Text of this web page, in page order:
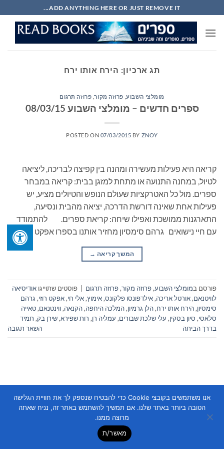
to
content
ADD ANYTHING HERE OR JUST REMOVE IT...
תג ארכיון: הירח אותו ירח
מומלצי השבוע, פרוזה מקור, פרוזה תרגום
ספרים חדשים – מומלצי השבוע 08/03/15
POSTED ON 07/03/2015 BY ZNOY
קריאה היא פעילות מעשירה ומהנה בין קפיצה לבריכה, ליציאה
לטיול, במחנה התנועה או מתחת למזגן בבית: קריאה במבחר
ספרים. מול כל האטרקציות שעולם הנופש והטיולים מציע, יש
פעילות אחת שאינה דורשת הדרכה, יציאה מהבית ונסיעה,
התארגנות ממושכת ואפילו שיחה: קריאת ספרים. להתמודד
עם חיי נישואים גרהם סימסיון מחזיר אותנו בספרו אפקט […]
המשך קריאה →
פורסם במומלצי השבוע,פרוזה מקור,פרוזה תרגום פוסטים שתוייגו אודיסיאה
לוויטנאם,אורטל אריכה,אילדפונסו פלקונס,אימוץ,אלי חי,אפקט רוזי, גרהם
סימסיון,הירח אותו ירח,הלן גרמיון,המלכה היחפה,הקנאה,ווינטנאם,טאייה
סלאסי, סיון בסקין, עלי שלכת שבורים, עמליה רן, רות שפירא,שירן בק, תמיד
בדרך הביתה
השאר תגובה
Copyright 2026 ©Flatsome Theme
אנו משתמשים בקובצי Cookie כדי להבטיח שנספק לך את חוויית הגלישה
הטובה ביותר באתר שלנו. אם תמשיך להשתמש באתר זה, נניח שאתה
מרוצה ממנו.
מאשר/ת